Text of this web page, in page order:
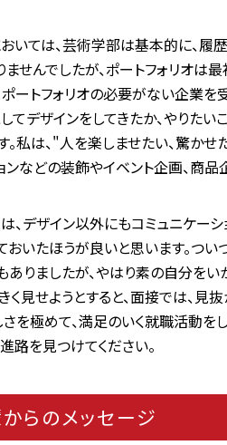
いては、芸術学部は基本的に、履
ませんでしたが、ポートフォリオは
ポートフォリオの必要がない企業
てデザインをしてきたか、やりた
。私は、"人を楽しませたい、驚か
ンなどの装飾やイベント企画、商
、デザイン以外にもコミュニケー
おいたほうが良いと思います。つ
ありましたが、やはり素の自分を
く見せようとすると、面接では、見
さを極めて、満足のいく就職活動を
路を見つけてください。
らのメッセージ